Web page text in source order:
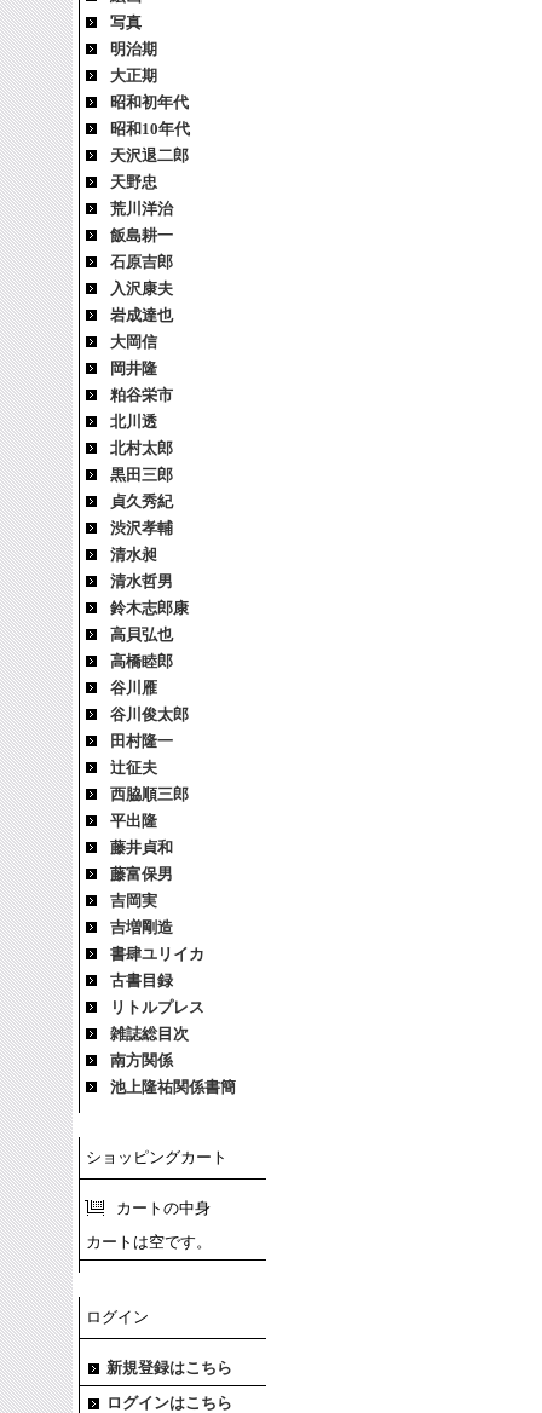
写真
明治期
大正期
昭和初年代
昭和10年代
天沢退二郎
天野忠
荒川洋治
飯島耕一
石原吉郎
入沢康夫
岩成達也
大岡信
岡井隆
粕谷栄市
北川透
北村太郎
黒田三郎
貞久秀紀
渋沢孝輔
清水昶
清水哲男
鈴木志郎康
高貝弘也
高橋睦郎
谷川雁
谷川俊太郎
田村隆一
辻征夫
西脇順三郎
平出隆
藤井貞和
藤富保男
吉岡実
吉増剛造
書肆ユリイカ
古書目録
リトルプレス
雑誌総目次
南方関係
池上隆祐関係書簡
ショッピングカート
カートの中身
カートは空です。
ログイン
新規登録はこちら
ログインはこちら